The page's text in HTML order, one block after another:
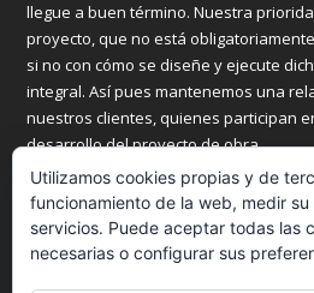
llegue a buen término. Nuestra
proyecto, que no está
si no con cómo se diseñe y ejecute
integral. Así pues mantenemos una
nuestros clientes, quienes participan
desarrollo del proyecto de obra.
INTERÉS
Inicio
Utilizamos cookies propias y de
funcionamiento de la web, medir
servicios. Puede aceptar todas las
necesarias o configurar sus